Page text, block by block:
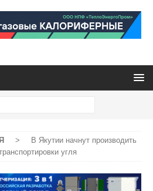
>
В Якутии начнут производить
угля